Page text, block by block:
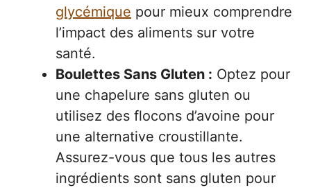
glycémique pour mieux comprendre
l’impact des aliments sur votre
santé.
Boulettes Sans Gluten : Optez pour
une chapelure sans gluten ou
utilisez des flocons d’avoine pour
une alternative croustillante.
Assurez-vous que tous les autres
ingrédients sont sans gluten pour